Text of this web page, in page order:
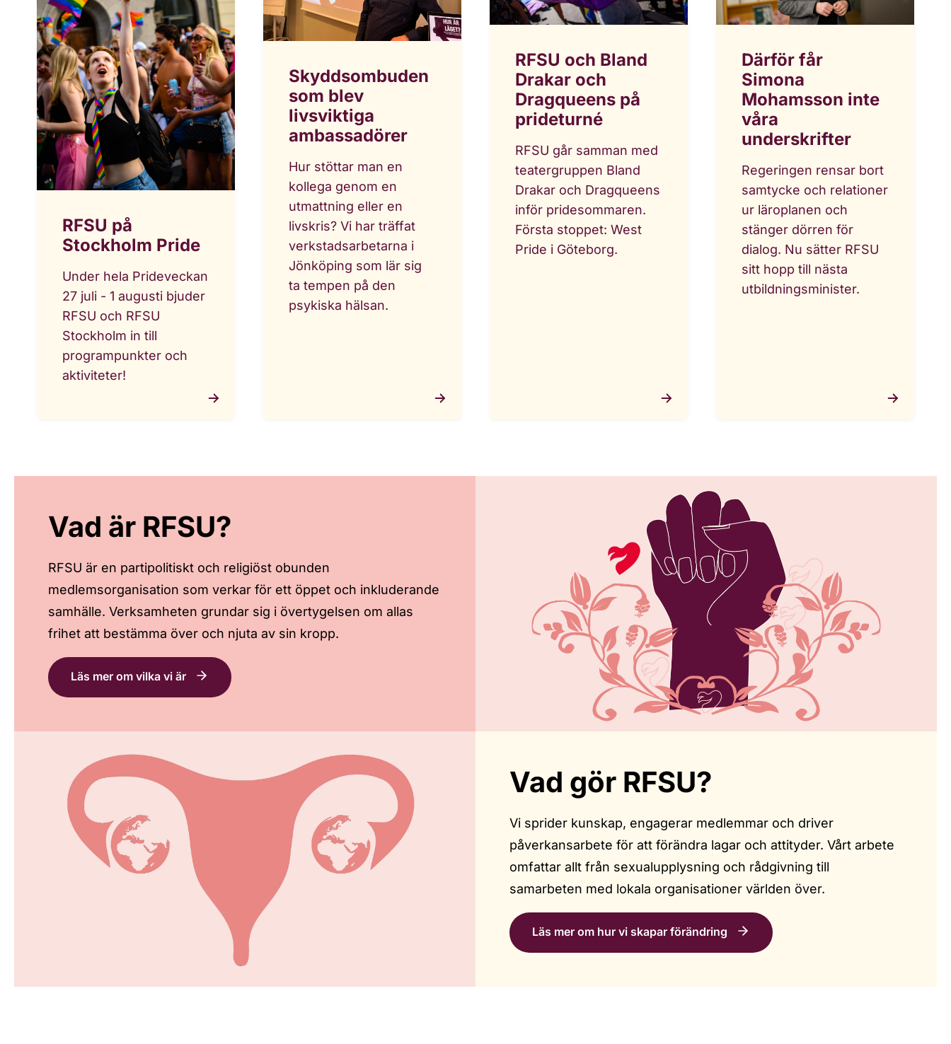
RFSU på
Stockholm Pride
Under hela Prideveckan
27 juli - 1 augusti bjuder
RFSU och RFSU
Stockholm in till
programpunkter och
aktiviteter!
Skyddsombuden
som blev
livsviktiga
ambassadörer
Hur stöttar man en
kollega genom en
utmattning eller en
livskris? Vi har träffat
verkstadsarbetarna i
Jönköping som lär sig
ta tempen på den
psykiska hälsan.
RFSU och Bland
Drakar och
Dragqueens på
prideturné
RFSU går samman med
teatergruppen Bland
Drakar och Dragqueens
inför pridesommaren.
Första stoppet: West
Pride i Göteborg.
Därför får
Simona
Mohamsson inte
våra
underskrifter
Regeringen rensar bort
samtycke och relationer
ur läroplanen och
stänger dörren för
dialog. Nu sätter RFSU
sitt hopp till nästa
utbildningsminister.
Vad är RFSU?
RFSU är en partipolitiskt och religiöst obunden
medlemsorganisation som verkar för ett öppet och inkluderande
samhälle. Verksamheten grundar sig i övertygelsen om allas
frihet att bestämma över och njuta av sin kropp.
Läs mer om vilka vi är
Vad gör RFSU?
Vi sprider kunskap, engagerar medlemmar och driver
påverkansarbete för att förändra lagar och attityder. Vårt arbete
omfattar allt från sexualupplysning och rådgivning till
samarbeten med lokala organisationer världen över.
Läs mer om hur vi skapar förändring